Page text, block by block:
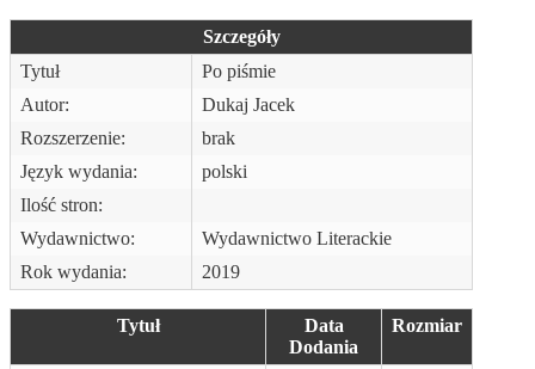
Szczegóły
Tytuł
Po piśmie
Autor:
Dukaj Jacek
Rozszerzenie:
brak
Język wydania:
polski
Ilość stron:
Wydawnictwo:
Wydawnictwo Literackie
Rok wydania:
2019
Tytuł
Data
Dodania
Rozmiar